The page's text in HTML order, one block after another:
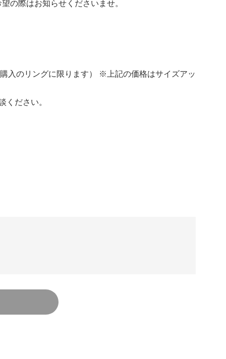
の際はお知らせくださいませ。
入のリングに限ります） ※上記の価格はサイズアッ
ください。